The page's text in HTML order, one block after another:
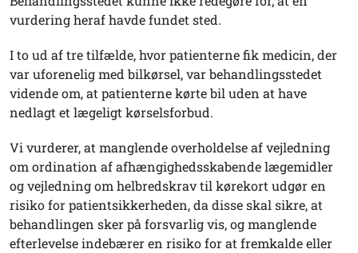
vurdering heraf havde fundet sted.
I to ud af tre tilfælde, hvor patienterne fik medicin, der
var uforenelig med bilkørsel, var behandlingsstedet
vidende om, at patienterne kørte bil uden at have
nedlagt et lægeligt kørselsforbud.
Vi vurderer, at manglende overholdelse af vejledning
om ordination af afhængighedsskabende lægemidler
og vejledning om helbredskrav til kørekort udgør en
risiko for patientsikkerheden, da disse skal sikre, at
behandlingen sker på forsvarlig vis, og manglende
efterlevelse indebærer en risiko for at fremkalde eller